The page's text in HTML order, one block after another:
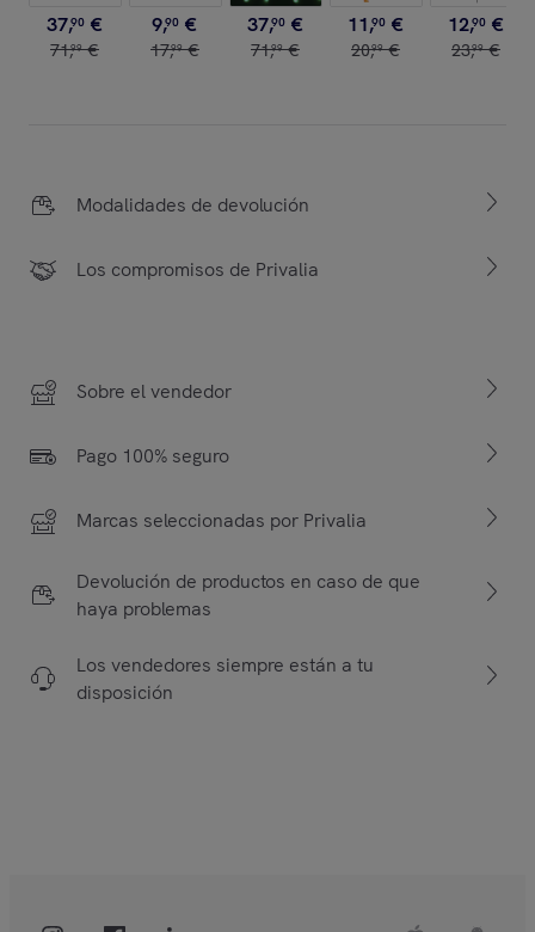
37,90 €
71,99 €
9,90 €
17,99 €
37,90 €
71,99 €
11,90 €
20,99 €
12,90 €
23,99 €
Modalidades de devolución
Los compromisos de Privalia
Sobre el vendedor
Pago 100% seguro
Marcas seleccionadas por Privalia
Devolución de productos en caso de que
haya problemas
Los vendedores siempre están a tu
disposición